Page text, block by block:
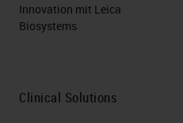
Innovation mit Leica
Biosystems
Clinical Solutions